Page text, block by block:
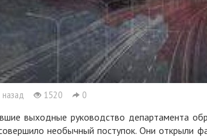
1520 0
выходные руководство департамента
необычный поступок. Они открыли